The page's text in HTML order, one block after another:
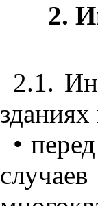
2.
2.1.
•